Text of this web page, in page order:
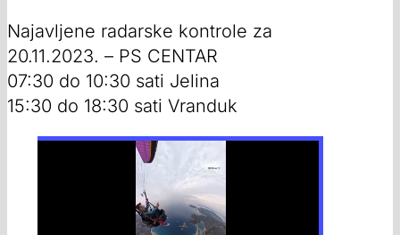
Najavljene radarske kontrole za
20.11.2023. – PS CENTAR
07:30 do 10:30 sati Jelina
15:30 do 18:30 sati Vranduk